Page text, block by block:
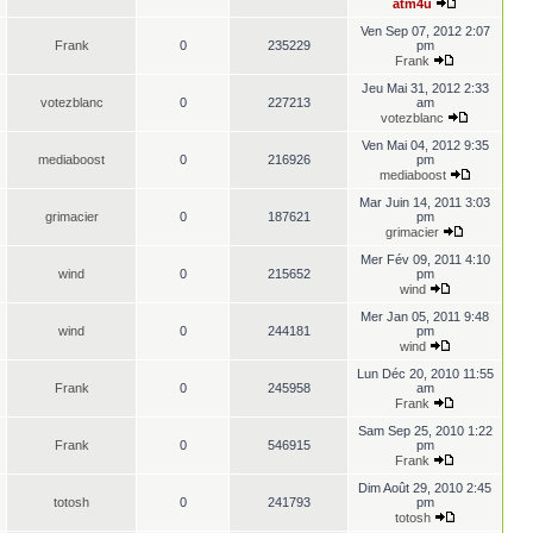
atm4u
Frank 0 235229
Ven Sep 07, 2012 2:07
pm
Frank
votezblanc 0 227213
Jeu Mai 31, 2012 2:33
am
votezblanc
mediaboost 0 216926
Ven Mai 04, 2012 9:35
pm
mediaboost
grimacier 0 187621
Mar Juin 14, 2011 3:03
pm
grimacier
wind 0 215652
Mer Fév 09, 2011 4:10
pm
wind
wind 0 244181
Mer Jan 05, 2011 9:48
pm
wind
Frank 0 245958
Lun Déc 20, 2010 11:55
am
Frank
Frank 0 546915
Sam Sep 25, 2010 1:22
pm
Frank
totosh 0 241793
Dim Août 29, 2010 2:45
pm
totosh